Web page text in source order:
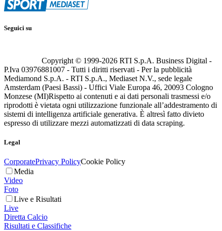
Seguici su
Copyright © 1999-2026 RTI S.p.A. Business Digital -
P.Iva 03976881007 - Tutti i diritti riservati - Per la pubblicità
Mediamond S.p.A. - RTI S.p.A., Mediaset N.V., sede legale
Amsterdam (Paesi Bassi) - Uffici Viale Europa 46, 20093 Cologno
Monzese (MI)Rispetto ai contenuti e ai dati personali trasmessi e/o
riprodotti è vietata ogni utilizzazione funzionale all’addestramento di
sistemi di intelligenza artificiale generativa. È altresì fatto divieto
espresso di utilizzare mezzi automatizzati di data scraping.
Legal
CorporatePrivacy PolicyCookie Policy
Media
Video
Foto
Live e Risultati
Live
Diretta Calcio
Risultati e Classifiche